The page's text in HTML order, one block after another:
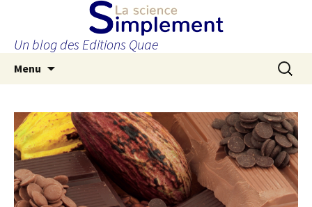
Un blog des Editions Quae
Menu
principal